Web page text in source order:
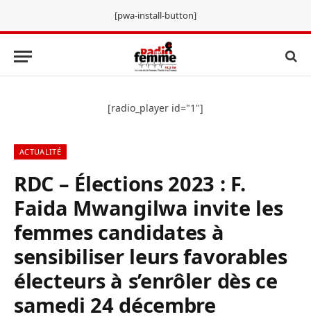
[pwa-install-button]
[radio_player id="1"]
ACTUALITÉ
RDC – Élections 2023 : F.
Faida Mwangilwa invite les
femmes candidates à
sensibiliser leurs favorables
électeurs à s’enrôler dès ce
samedi 24 décembre